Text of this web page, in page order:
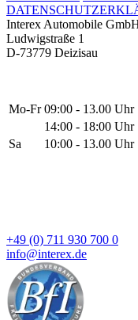
Interex Automobile
Ludwigstraße 1
D-73779 Deizisau
Mo-Fr 09:00 - 13.00 Uhr
14:00 - 18:00 Uhr
Sa
10:00 - 13.00 Uhr
+49 (0) 711 930 700 0
info@interex.de